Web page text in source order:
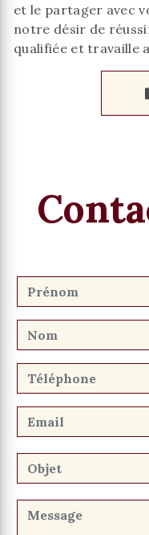
et le partager avec
notre désir de
qualifiée et travaille